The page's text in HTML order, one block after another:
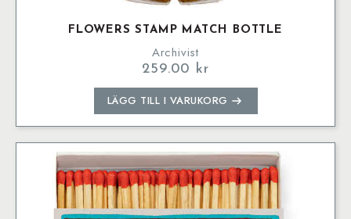
FLOWERS STAMP MATCH BOTTLE
Archivist
259.00 kr
LÄGG TILL I VARUKORG